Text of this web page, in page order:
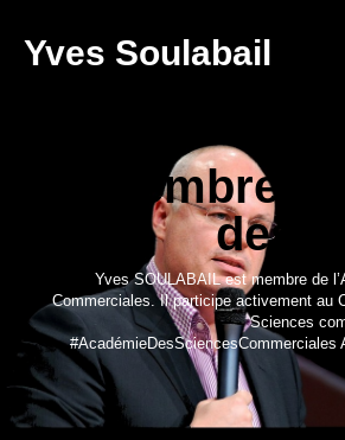
Yves Soulabail
membre
des
Yves SOULABAIL est membre de
Commerciales. Il participe activement au
Sciences
#AcadémieDesSciencesCommerciales